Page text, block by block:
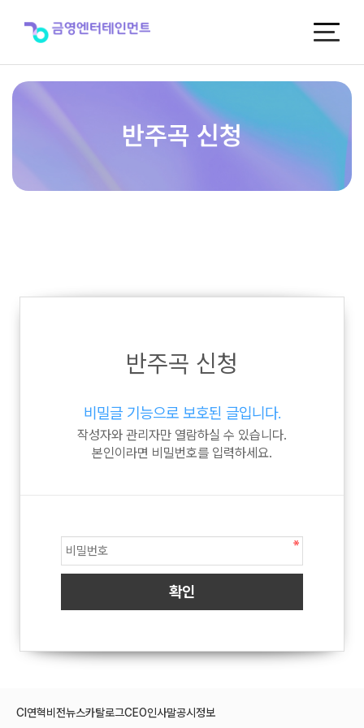
반주곡 신청
반주곡 신청
비밀글 기능으로 보호된 글입니다.
작성자와 관리자만 열람하실 수 있습니다.
본인이라면 비밀번호를 입력하세요.
CI 연혁비전뉴스카탈로그CEO인사말공시정보